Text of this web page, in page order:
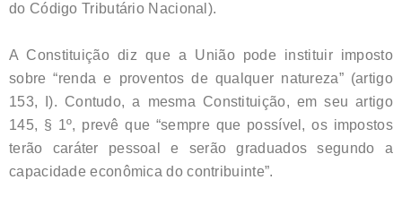
do Código Tributário Nacional).
A Constituição diz que a União pode instituir imposto
sobre “renda e proventos de qualquer natureza” (artigo
153, I). Contudo, a mesma Constituição, em seu artigo
145, § 1º, prevê que “sempre que possível, os impostos
terão caráter pessoal e serão graduados segundo a
capacidade econômica do contribuinte”.